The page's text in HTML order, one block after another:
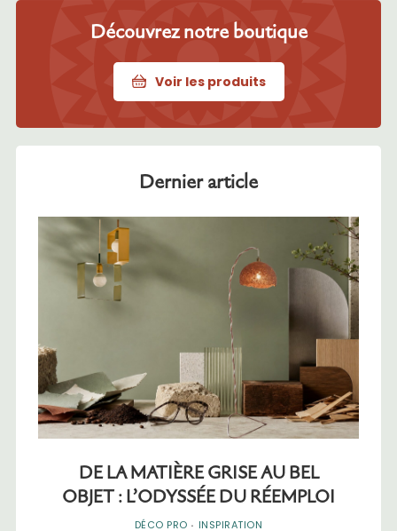
Découvrez notre boutique
Voir les produits
Dernier article
DE LA MATIÈRE GRISE AU BEL
OBJET : L’ODYSSÉE DU RÉEMPLOI
DÉCO PRO · INSPIRATION